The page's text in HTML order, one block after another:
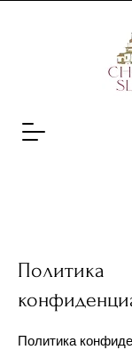
Политика
Политика